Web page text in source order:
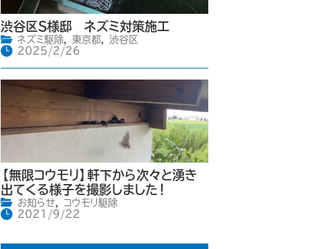
渋谷区S様邸 ネズミ対策施工
ネズミ駆除, 東京都,
渋谷区
2025/2/26
【無限コウモリ】軒下から次々と湧き
出てくる様子を撮影しました！
お知らせ,
コウモリ駆除
2021/9/22